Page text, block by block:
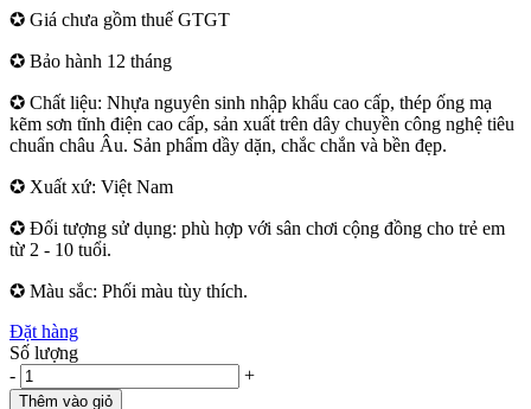
✪ Giá chưa gồm thuế GTGT
✪ Bảo hành 12 tháng
✪ Chất liệu: Nhựa nguyên sinh nhập khẩu cao cấp, thép ống mạ
kẽm sơn tĩnh điện cao cấp, sản xuất trên dây chuyền công nghệ tiêu
chuẩn châu Âu. Sản phẩm dầy dặn, chắc chắn và bền đẹp.
✪ Xuất xứ: Việt Nam
✪ Đối tượng sử dụng: phù hợp với sân chơi cộng đồng cho trẻ em
từ 2 - 10 tuổi.
✪ Màu sắc: Phối màu tùy thích.
Đặt hàng
Số lượng
-
+
Thêm vào giỏ